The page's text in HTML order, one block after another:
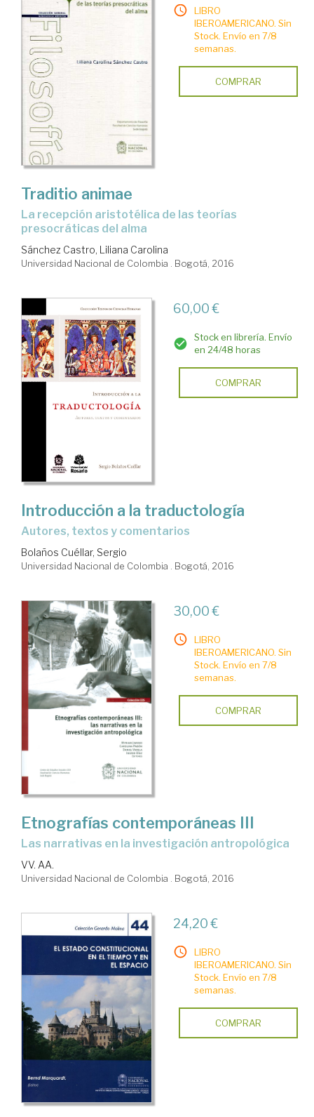
LIBRO
IBEROAMERICANO. Sin
Stock. Envío en 7/8
semanas.
COMPRAR
Traditio animae
la recepción aristotélica de las teorías
presocráticas del alma
Sánchez Castro, Liliana Carolina
Universidad Nacional de Colombia . Bogotá, 2016
60,00 €
Stock en librería. Envío
en 24/48 horas
COMPRAR
Introducción a la traductología
autores, textos y comentarios
Bolaños Cuéllar, Sergio
Universidad Nacional de Colombia . Bogotá, 2016
30,00 €
LIBRO
IBEROAMERICANO. Sin
Stock. Envío en 7/8
semanas.
COMPRAR
Etnografías contemporáneas III
las narrativas en la investigación antropológica
VV. AA.
Universidad Nacional de Colombia . Bogotá, 2016
24,20 €
LIBRO
IBEROAMERICANO. Sin
Stock. Envío en 7/8
semanas.
COMPRAR